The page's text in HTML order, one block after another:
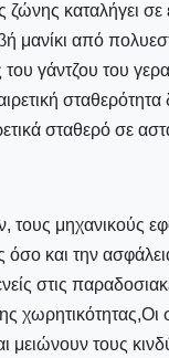
καταλήγει σε
μανίκι από
γάντζου του
σταθερό σε
μηχανικούς
όσο και την
στις
μειώνουν τους